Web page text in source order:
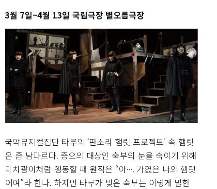
3월 7일~4월 13일 국립극장 별오름극장
국악뮤지컬집단 타루의 ‘판소리 햄릿 프로젝트’ 속 햄릿
은 좀 남다르다. 증오의 대상인 숙부의 눈을 속이기 위해
미치광이처럼 행동할 때 원작은 “아···. 가엾은 나의 햄릿
이여”라 한다. 하지만 타루가 빚은 숙부는 이렇게 말한